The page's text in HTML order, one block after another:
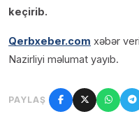
keçirib.
Qerbxeber.com xəbər
Nazirliyi məlumat yayıb.
PAYLAŞ